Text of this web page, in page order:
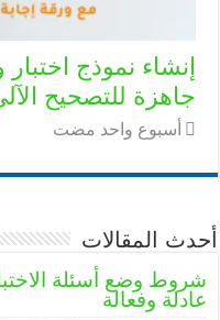
إنشاء نموذج
جاهزة للتصحيح
‏أسبوع واحد مضت
أحدث المقالات
شروط وضع أسئلة
عادلة وفعالة